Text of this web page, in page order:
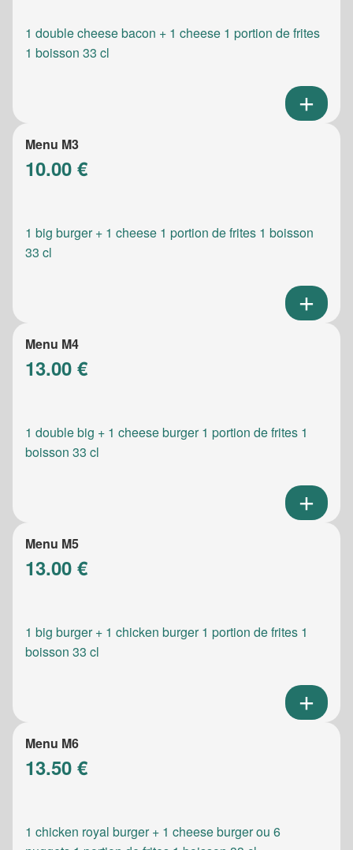
1 double cheese bacon + 1 cheese 1 portion de frites
1 boisson 33 cl
Menu M3
10.00 €
1 big burger + 1 cheese 1 portion de frites 1 boisson
33 cl
Menu M4
13.00 €
1 double big + 1 cheese burger 1 portion de frites 1
boisson 33 cl
Menu M5
13.00 €
1 big burger + 1 chicken burger 1 portion de frites 1
boisson 33 cl
Menu M6
13.50 €
1 chicken royal burger + 1 cheese burger ou 6